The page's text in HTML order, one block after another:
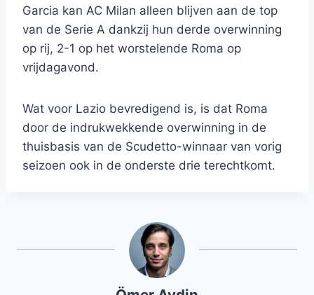
Garcia kan AC Milan alleen blijven aan de top
van de Serie A dankzij hun derde overwinning
op rij, 2-1 op het worstelende Roma op
vrijdagavond.
Wat voor Lazio bevredigend is, is dat Roma
door de indrukwekkende overwinning in de
thuisbasis van de Scudetto-winnaar van vorig
seizoen ook in de onderste drie terechtkomt.